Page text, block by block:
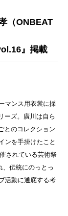
（ONBEAT
』掲載
マンス用衣裳に採
ーズ。廣川は自ら
とのコレクション
ンを手掛けたこと
されている芸術祭
、伝統にのっとっ
活動に通底する考